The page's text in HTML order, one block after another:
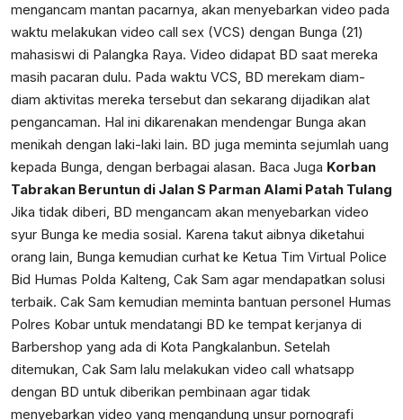
mengancam mantan pacarnya, akan menyebarkan video pada
waktu melakukan video call sex (VCS) dengan Bunga (21)
mahasiswi di Palangka Raya. Video didapat BD saat mereka
masih pacaran dulu. Pada waktu VCS, BD merekam diam-
diam aktivitas mereka tersebut dan sekarang dijadikan alat
pengancaman. Hal ini dikarenakan mendengar Bunga akan
menikah dengan laki-laki lain. BD juga meminta sejumlah uang
kepada Bunga, dengan berbagai alasan. Baca Juga Korban
Tabrakan Beruntun di Jalan S Parman Alami Patah Tulang
Jika tidak diberi, BD mengancam akan menyebarkan video
syur Bunga ke media sosial. Karena takut aibnya diketahui
orang lain, Bunga kemudian curhat ke Ketua Tim Virtual Police
Bid Humas Polda Kalteng, Cak Sam agar mendapatkan solusi
terbaik. Cak Sam kemudian meminta bantuan personel Humas
Polres Kobar untuk mendatangi BD ke tempat kerjanya di
Barbershop yang ada di Kota Pangkalanbun. Setelah
ditemukan, Cak Sam lalu melakukan video call whatsapp
dengan BD untuk diberikan pembinaan agar tidak
menyebarkan video yang mengandung unsur pornografi